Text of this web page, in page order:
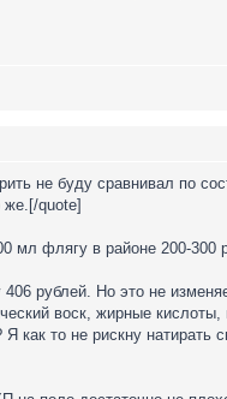
не буду сравнивал по
же.[/quote]
мл флягу в районе 200-300
рублей. Но это не
воск, жирные
как то не рискну